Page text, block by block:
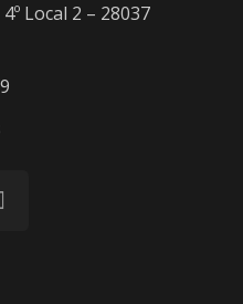
Local 2 – 28037